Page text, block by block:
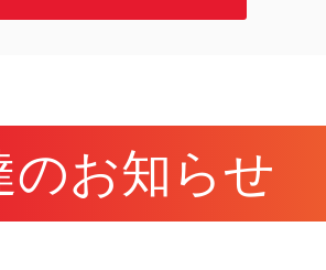
のお知らせ